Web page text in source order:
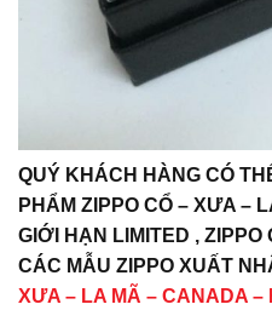
QUÝ KHÁCH HÀNG CÓ
PHẨM ZIPPO CỔ – XƯA –
GIỚI HẠN LIMITED , ZIPPO
CÁC MẪU ZIPPO XUẤT
XƯA – LA MÃ – CANADA –